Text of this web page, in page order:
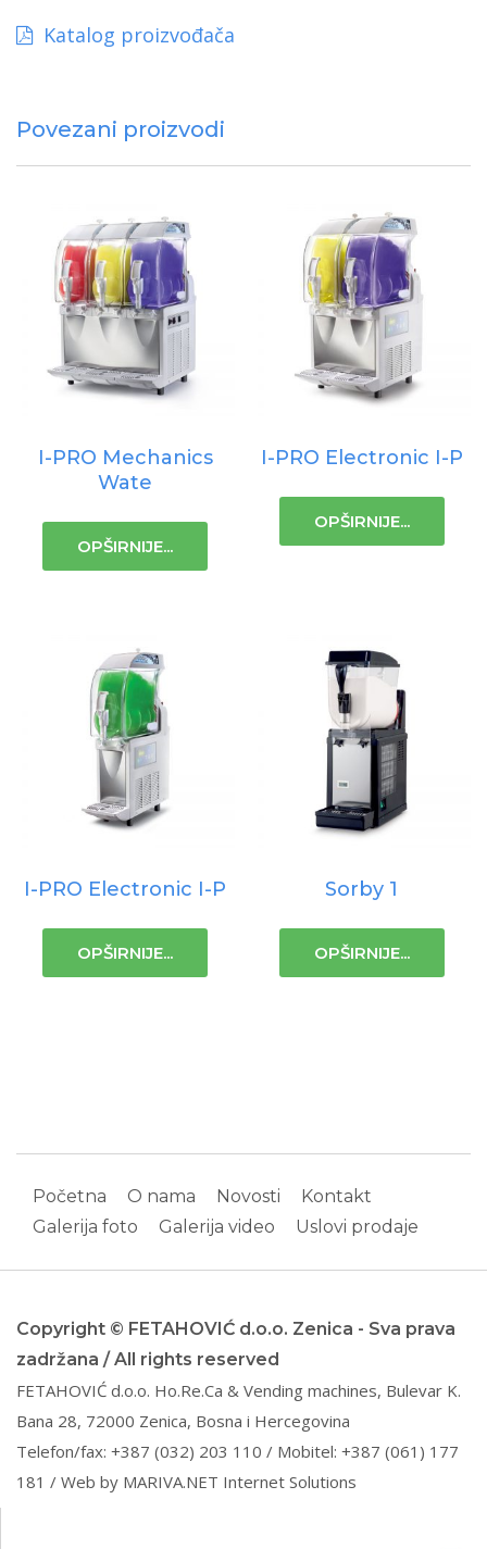
Katalog proizvođača
Povezani proizvodi
I-PRO Mechanics
Wate
OPŠIRNIJE...
I-PRO Electronic I-P
OPŠIRNIJE...
I-PRO Electronic I-P
OPŠIRNIJE...
Sorby 1
OPŠIRNIJE...
Početna O nama Novosti
Kontakt
Galerija foto
Galerija video Uslovi prodaje
Copyright © FETAHOVIĆ d.o.o. Zenica - Sva prava
zadržana / All rights reserved
FETAHOVIĆ d.o.o. Ho.Re.Ca & Vending machines, Bulevar K.
Bana 28, 72000 Zenica, Bosna i Hercegovina
Telefon/fax: +387 (032) 203 110 / Mobitel: +387 (061) 177
181 / Web by MARIVA.NET Internet Solutions